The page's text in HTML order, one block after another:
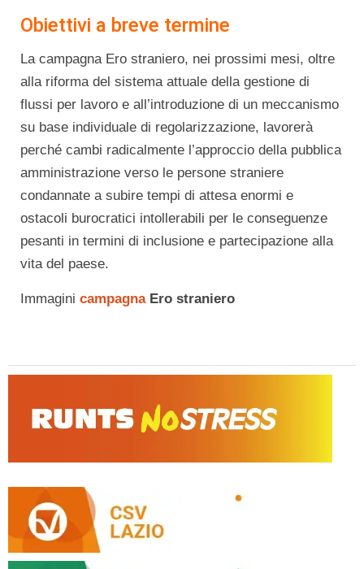
Obiettivi a breve termine
La campagna Ero straniero, nei prossimi mesi, oltre
alla riforma del sistema attuale della gestione di
flussi per lavoro e all’introduzione di un meccanismo
su base individuale di regolarizzazione, lavorerà
perché cambi radicalmente l’approccio della pubblica
amministrazione verso le persone straniere
condannate a subire tempi di attesa enormi e
ostacoli burocratici intollerabili per le conseguenze
pesanti in termini di inclusione e partecipazione alla
vita del paese.
Immagini campagna Ero straniero